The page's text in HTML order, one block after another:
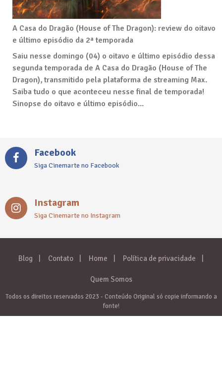
A Casa do Dragão (House of The Dragon): review do oitavo
e último episódio da 2ª temporada
Saiu nesse domingo (04) o oitavo e último episódio dessa
segunda temporada de A Casa do Dragão (House of The
Dragon), transmitido pela plataforma de streaming Max.
Saiba tudo o que aconteceu nesse final de temporada!
Sinopse do oitavo e último episódio...
Facebook
Siga Cinemarte no Facebook
Instagram
Siga Cinemarte no Instagram
Blog Contato Home Política de privacidade
Quem Somos
Todos os direitos reservados 2023 - Conteúdo Original só copie informando a
fonte!